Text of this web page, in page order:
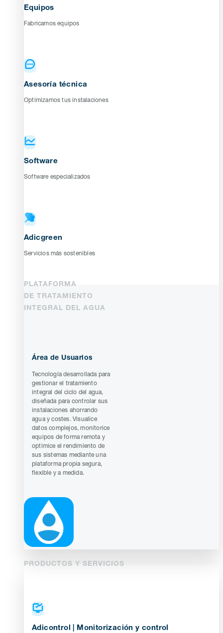
Equipos
Fabricamos equipos
Asesoría técnica
Optimizamos tus instalaciones
Software
Software especializados
Adicgreen
Servicios más sostenibles
PLATAFORMA
DE TRATAMIENTO
INTEGRAL DEL AGUA
Área de Usuarios
Tecnología desarrollada para
gestionar el tratamiento
integral del ciclo del agua,
diseñada para controlar sus
instalaciones ahorrando
agua y costes. Visualice
datos complejos, monitorice
equipos de forma remota y
optimice el rendimiento de
sus sistemas mediante una
plataforma propia segura,
flexible y a medida.
PRODUCTOS Y SERVICIOS
Adicontrol | Monitorización y control